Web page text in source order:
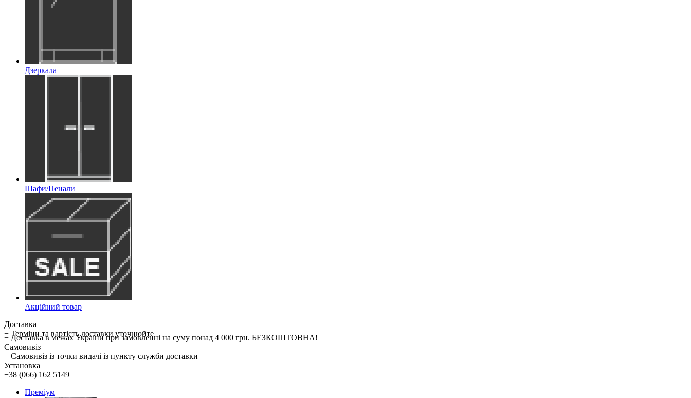
Дзеркала
Шафи/Пенали
Акційний товар
Доставка
− Терміни та вартість доставки уточнюйте
− Доставка в межах України при замовленні на суму понад 4 000 грн. БЕЗКОШТОВНА!
Самовивіз
− Самовивіз із точки видачі із пункту служби доставки
Установка
−38 (066) 162 5149
Преміум